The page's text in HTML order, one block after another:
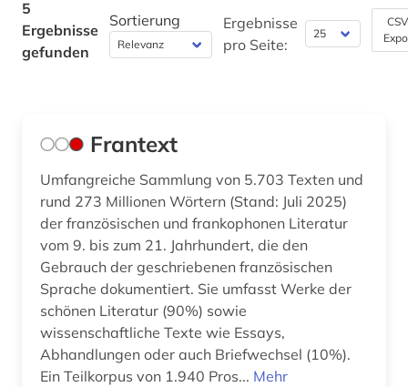
Philosophie (0)
Psychologie (0)
Rechtswissenschaft (0)
Romanistik (3)
Slavistik (0)
Soziologie (0)
Sport (0)
Technik (0)
5
Ergebnisse
gefunden
Sortierung
Ergebnisse
pro Seite:
Frantext
Umfangreiche Sammlung von 5.703 Texten und
rund 273 Millionen Wörtern (Stand: Juli 2025)
der französischen und frankophonen Literatur
vom 9. bis zum 21. Jahrhundert, die den
Gebrauch der geschriebenen französischen
Sprache dokumentiert. Sie umfasst Werke der
schönen Literatur (90%) sowie
wissenschaftliche Texte wie Essays,
Abhandlungen oder auch Briefwechsel (10%).
Ein Teilkorpus von 1.940 Pros... Mehr